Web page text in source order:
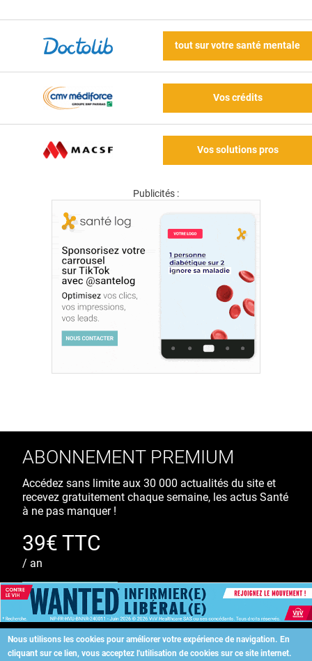
tout sur votre santé mentale
Vos crédits
Vos solutions pros
Publicités :
Nous utilisons les cookies pour améliorer votre expérience de navigation. En
cliquant sur ce lien, vous acceptez l'utilisation de cookies sur ce site internet.
ABONNEMENT PREMIUM
Accédez sans limite aux 30 000 actualités du site et
recevez gratuitement chaque semaine, les actus Santé
à ne pas manquer !
39€ TTC
/ an
S'ABONNER